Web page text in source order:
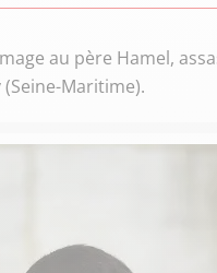
au père Hamel,
Maritime).